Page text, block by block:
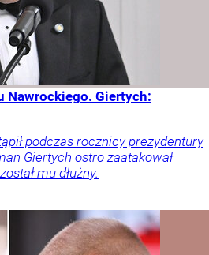
Nawrockiego. Giertych:
podczas rocznicy prezydentury
Giertych ostro zaatakował
mu dłużny.